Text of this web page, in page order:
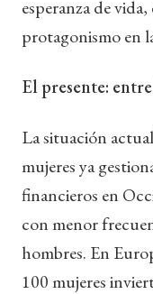
esperanza de
protagonismo en
El presente:
La situación
mujeres ya
financieros en
con menor
hombres. En
100 mujeres